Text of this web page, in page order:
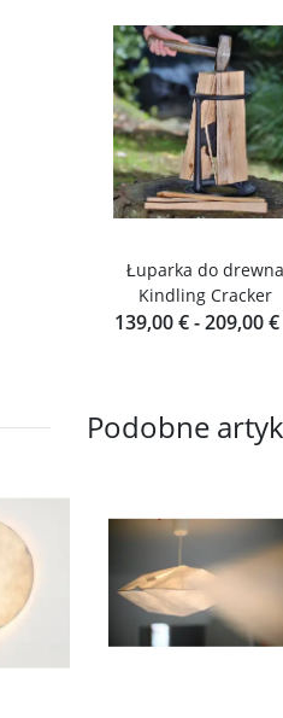
Łuparka do drewna
Kindling Cracker
139,00 € -209,00 €
Podobne